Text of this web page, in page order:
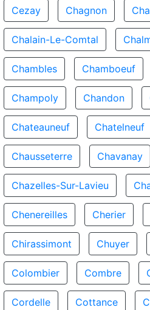
Cezay Chagnon
Chalain-Le-Comtal
Chambles Chamboeuf
Champoly Chandon
Chateauneuf Chatelneuf
Chausseterre Chavanay
Chazelles-Sur-Lavieu
Chenereilles Cherier
Chirassimont Chuyer
Colombier Combre
Cordelle Cottance